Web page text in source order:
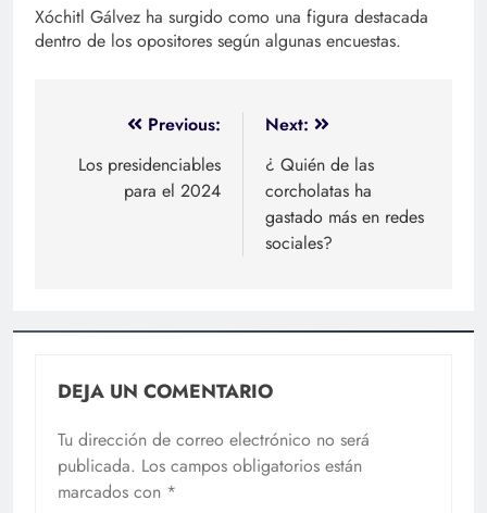
Xóchitl Gálvez ha surgido como una figura destacada
dentro de los opositores según algunas encuestas.
Navegación
de
entradas
Previous:
Los presidenciables
para el 2024
Next:
¿ Quién de las
corcholatas ha
gastado más en redes
sociales?
DEJA UN COMENTARIO
Tu dirección de correo electrónico no será
publicada. Los campos obligatorios están
marcados con *